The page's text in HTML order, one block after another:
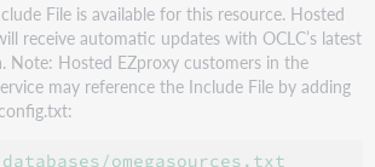
File is available for this resource. Hosted
receive automatic updates with OCLC’s latest
Note: Hosted EZproxy customers in the
may reference the Include File by adding